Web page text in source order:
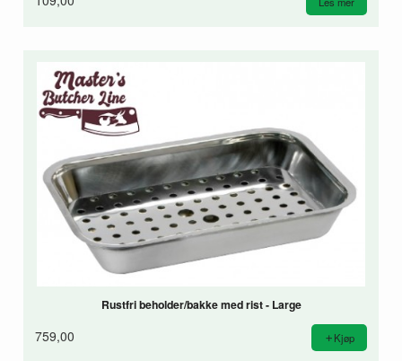
Rustfri beholder/bakke med rist - Large
759,00 Kjøp